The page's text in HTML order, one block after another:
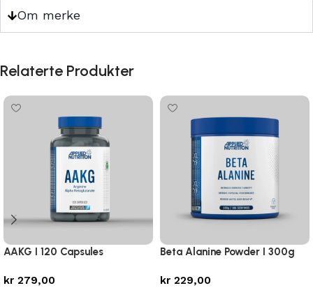
Om merke
Relaterte Produkter
AAKG I 120 Capsules
kr 279,00
Beta Alanine Powder I 300g
kr 229,00